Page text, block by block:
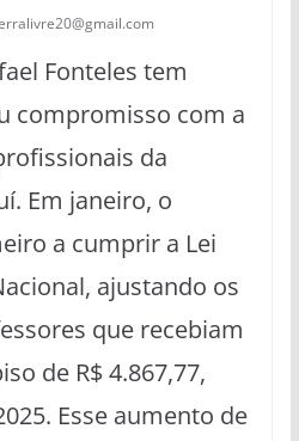
Fonteles tem
compromisso com a
da
Em janeiro, o
a cumprir a Lei
ajustando os
que recebiam
de R$ 4.867,77,
Esse aumento de